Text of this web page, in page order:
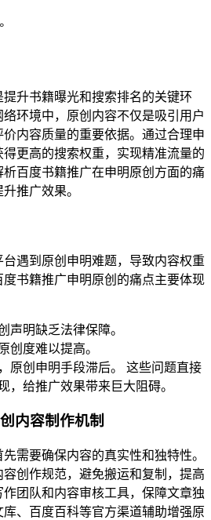
升书籍曝光和搜索排名的关键环
环境中，原创内容不仅是吸引用户
内容质量的重要依据。通过合理申
更高的搜索权重，实现精准流量的
百度书籍推广在申明原创方面的痛
推广效果。
遇到原创申明难题，导致内容权重
书籍推广申明原创的痛点主要体现
声明缺乏法律保障。
创度难以提高。
原创申明手段滞后。 这些问题直接
，给推广效果带来巨大阻碍。
内容制作机制
需要确保内容的真实性和独特性。
创作规范，避免搬运和复制，提高
团队和内容审核工具，保障文章独
、百度百科等官方渠道辅助增强原